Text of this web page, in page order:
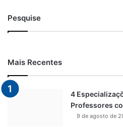
Pesquise
Mais Recentes
4
Professores
9 de agosto de